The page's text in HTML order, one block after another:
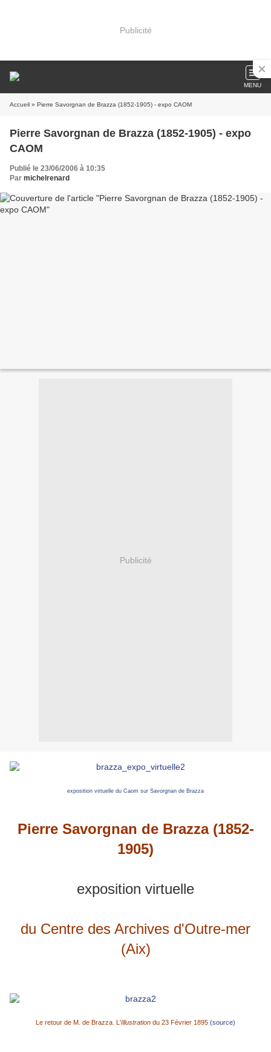
Publicité
MENU
Accueil » Pierre Savorgnan de Brazza (1852-1905) - expo CAOM
Pierre Savorgnan de Brazza (1852-1905) - expo
CAOM
Publié le 23/06/2006 à 10:35
Par michelrenard
Publicité
exposition virtuelle du Caom sur Savorgnan de Brazza
Pierre Savorgnan de Brazza (1852-
1905)
exposition virtuelle
du Centre des Archives d'Outre-mer
(Aix)
Le retour de M. de Brazza. L'Illustration du 23 Février 1895 (source)